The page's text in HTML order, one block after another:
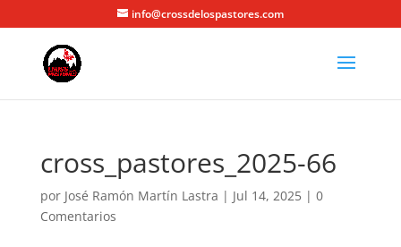
info@crossdelospastores.com
cross_pastores_2025-66
por José Ramón Martín Lastra | Jul 14, 2025| 0
Comentarios